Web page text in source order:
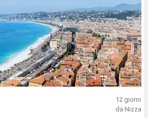
12 giorni
da Nizza